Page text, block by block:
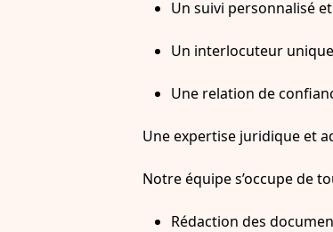
Un suivi personnalisé
Un interlocuteur
Une relation de
Une expertise juridique et
Notre équipe s’occupe de
Rédaction des